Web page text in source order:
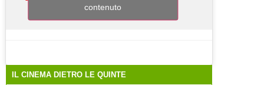
contenuto
IL CINEMA DIETRO LE QUINTE